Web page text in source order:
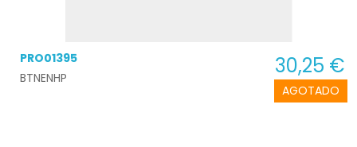
AGOTADO
PRO01395
BTNENHP
30,25 €